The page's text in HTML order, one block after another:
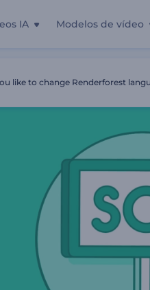
IA Modelos de vídeo
like to change Renderforest